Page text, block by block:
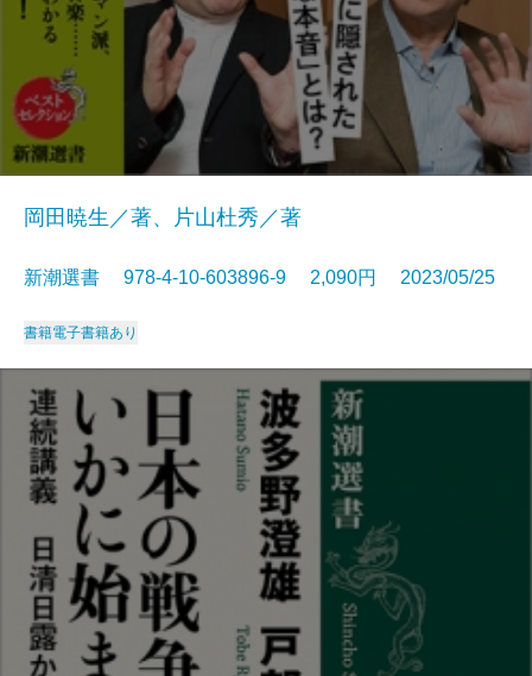
岡田暁生／著、片山杜秀／著
新潮選書 978-4-10-603896-9 2,090円 2023/05/25
書籍電子書籍あり